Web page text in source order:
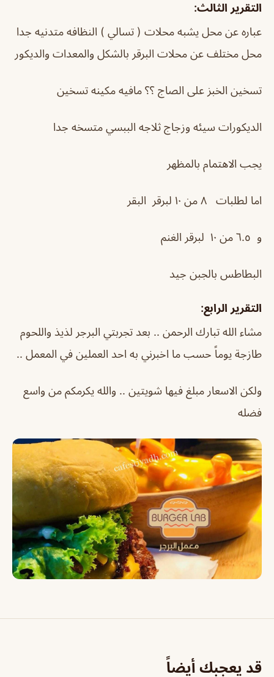
التقرير الثالث:
عباره عن محل يشبه محلات ( تسالي ) النظافه متدنيه جدا
محل مختلف عن محلات البرقر بالشكل والمعدات والديكور
تسخين الخبز على الصاج ؟؟ مافيه مكينه تسخين
الديكورات سيئه وزجاج ثلاجه الببسي متسخه جدا
يجب الاهتمام بالمظهر
اما لطلبات ٨ من ١٠ لبرقر البقر
و ٦.٥ من ١٠ لبرقر الغنم
البطاطس بالجبن جيد
التقرير الرابع:
مشاء الله تبارك الرحمن .. بعد تجربتي البرجر لذيذ واللحوم
طازجة يوماً حسب ما اخبرني به احد العملين في المعمل ..
ولكن الاسعار مبلغ فيها شويتين .. والله يكرمكم من واسع
فضله
قد يعجبك أيضاً